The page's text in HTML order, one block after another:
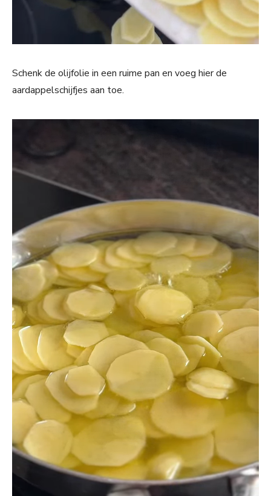
Schenk de olijfolie in een ruime pan en voeg hier de
aardappelschijfjes aan toe.